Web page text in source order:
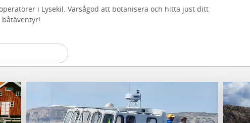
i Lysekil. Varsågod att botanisera och hitta just ditt
båtäventyr!